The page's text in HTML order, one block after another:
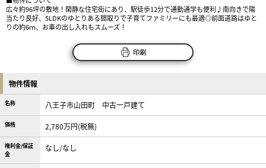
広々約96坪の敷地！閑静な住宅街にあり、駅徒歩12分で通勤通学も便利♪南向きで陽
当たり良好、5LDKのゆとりある間取りで子育てファミリーにも最適◎前面道路はゆと
りの約6ｍ、お車の出し入れもスムーズ！
印刷
物件情報
名称 八王子市山田町 中古一戸建て
価格 2,780万円(税無)
権利金/保証
金
なし/なし